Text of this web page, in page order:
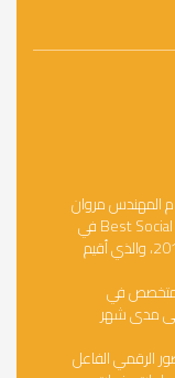
المهندس مروان
الحايك بجائزة أفضل مدير تنفيذي Best Social CEO Award في
مؤتمر الشرق الأوسط للتواصل الاجتماعي- 2019، والذي أقيم
الجائزة بتصويت غالبية من 2000 متخصص في
مدى شهر
الرقمي الفاعل